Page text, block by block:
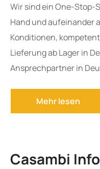
Forum
Kontakt
Support
Wir sind ein One-Stop-
Hand und aufeinander
Konditionen,
Lieferung ab Lager in
Ansprechpartner in
Casambi